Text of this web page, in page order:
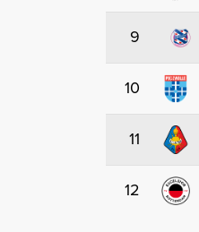
9
10
11
12